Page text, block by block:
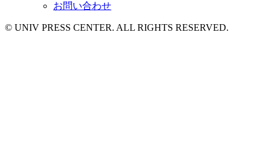
お問い合わせ
© UNIV PRESS CENTER. ALL RIGHTS RESERVED.